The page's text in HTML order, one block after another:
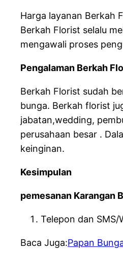
Harga layanan Berkah
Berkah Florist selalu
mengawali proses
Pengalaman Berkah
Berkah Florist sudah
bunga. Berkah florist
jabatan,wedding,
perusahaan besar .
keinginan.
pemesanan Karangan
Telepon dan SMS/
Baca Juga:Papan